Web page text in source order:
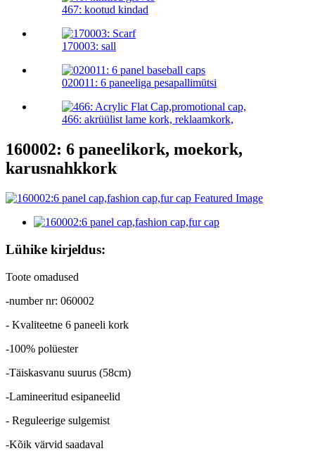
467: kootud kindad
170003: sall
020011: 6 paneeliga pesapallimütsi
466: akrüülist lame kork, reklaamkork,
160002: 6 paneelikork, moekork,
karusnahkkork
Lühike kirjeldus:
Toote omadused
-number nr: 060002
- Kvaliteetne 6 paneeli kork
-100% polüester
-Täiskasvanu suurus (58cm)
-Lamineeritud esipaneelid
- Reguleerige sulgemist
-Kõik värvid saadaval